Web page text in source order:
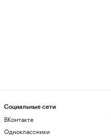
Социальные сети
ВКонтакте
Одноклассники